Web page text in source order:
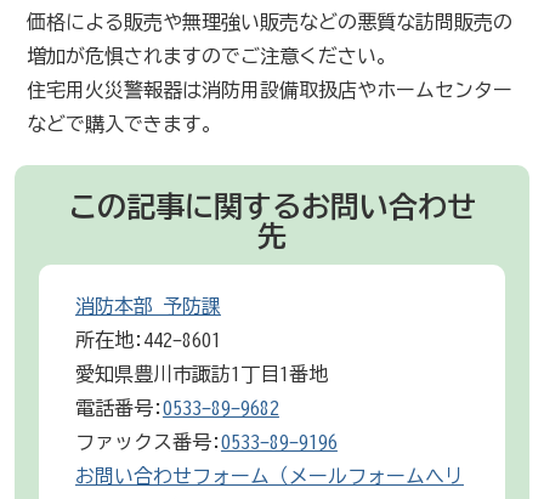
価格による販売や無理強い販売などの悪質な訪問販売の
増加が危惧されますのでご注意ください。
住宅用火災警報器は消防用設備取扱店やホームセンター
などで購入できます。
この記事に関するお問い合わせ
先
消防本部 予防課
所在地:442-8601
愛知県豊川市諏訪1丁目1番地
電話番号:0533-89-9682
ファックス番号:0533-89-9196
お問い合わせフォーム（メールフォームへリ